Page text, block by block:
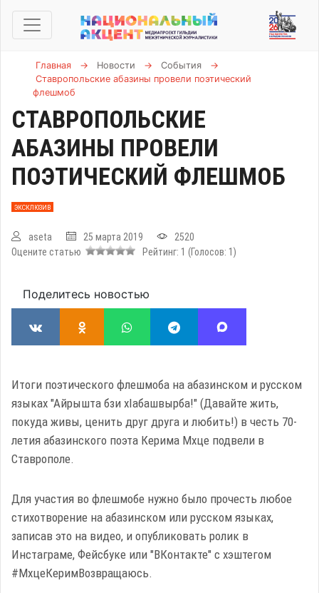
Главная → Новости → События
→
Ставропольские абазины провели поэтический
флешмоб
СТАВРОПОЛЬСКИЕ
АБАЗИНЫ ПРОВЕЛИ
ПОЭТИЧЕСКИЙ ФЛЕШМОБ
ЭКСКЛЮЗИВ
aseta 25 марта 2019
2520
Оцените статью
Рейтинг: 1 (Голосов: 1 )
Поделитесь новостью
Итоги поэтического флешмоба на абазинском и русском
языках "Айрышта бзи хIабашвырба!" (Давайте жить,
покуда живы, ценить друг друга и любить!) в честь 70-
летия абазинского поэта Керима Мхце подвели в
Ставрополе.
Для участия во флешмобе нужно было прочесть любое
стихотворение на абазинском или русском языках,
записав это на видео, и опубликовать ролик в
Инстаграме, Фейсбуке или "ВКонтакте" с хэштегом
#МхцеКеримВозвращаюсь.